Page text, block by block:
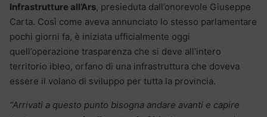
Infrastrutture all’Ars, presieduta dall’onorevole Giuseppe
Carta. Così come aveva annunciato lo stesso parlamentare
pochi giorni fa, è iniziata ufficialmente oggi
quell’operazione trasparenza che si deve all’intero
territorio ibleo, orfano di una infrastruttura che doveva
essere il volano di sviluppo per tutta la provincia.
“Arrivati a questo punto bisogna andare avanti e capire